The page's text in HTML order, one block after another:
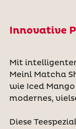
Innovative
Mit
Meinl Matcha
wie Iced
modernes,
Diese